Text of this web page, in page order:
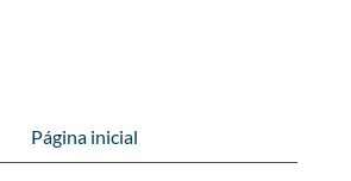
Página inicial